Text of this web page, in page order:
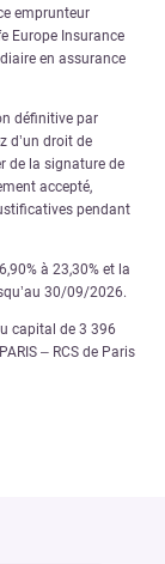
emprunteur
Europe Insurance
en assurance
définitive par
d’un droit de
de la signature de
accepté,
pendant
à 23,30% et la
30/09/2026.
capital de 3 396
– RCS de Paris